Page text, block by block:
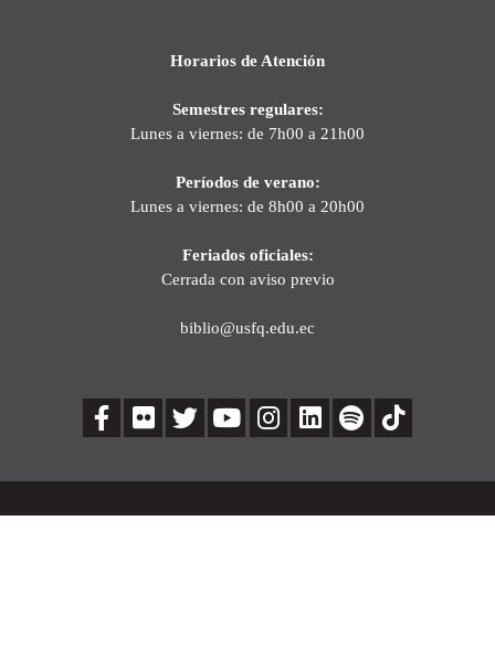
Horarios de Atención
Semestres regulares:
Lunes a viernes: de 7h00 a 21h00
Períodos de verano:
Lunes a viernes: de 8h00 a 20h00
Feriados oficiales:
Cerrada con aviso previo
biblio@usfq.edu.ec